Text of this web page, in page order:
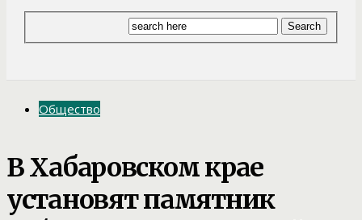
Общество
В Хабаровском крае
установят памятник